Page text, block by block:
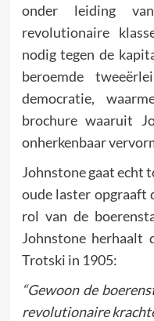
onder leiding
revolutionaire
nodig tegen de
beroemde
democratie,
brochure waaruit
onherkenbaar
Johnstone gaat echt
oude laster opgraaft
rol van de
Johnstone herhaalt
Trotski in 1905:
“Gewoon de
revolutionaire